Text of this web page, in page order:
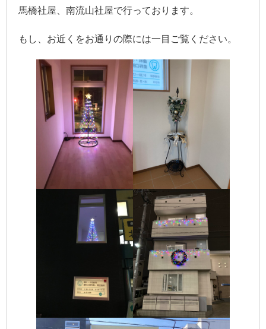
馬橋社屋、南流山社屋で行っております。
もし、お近くをお通りの際には一目ご覧ください。